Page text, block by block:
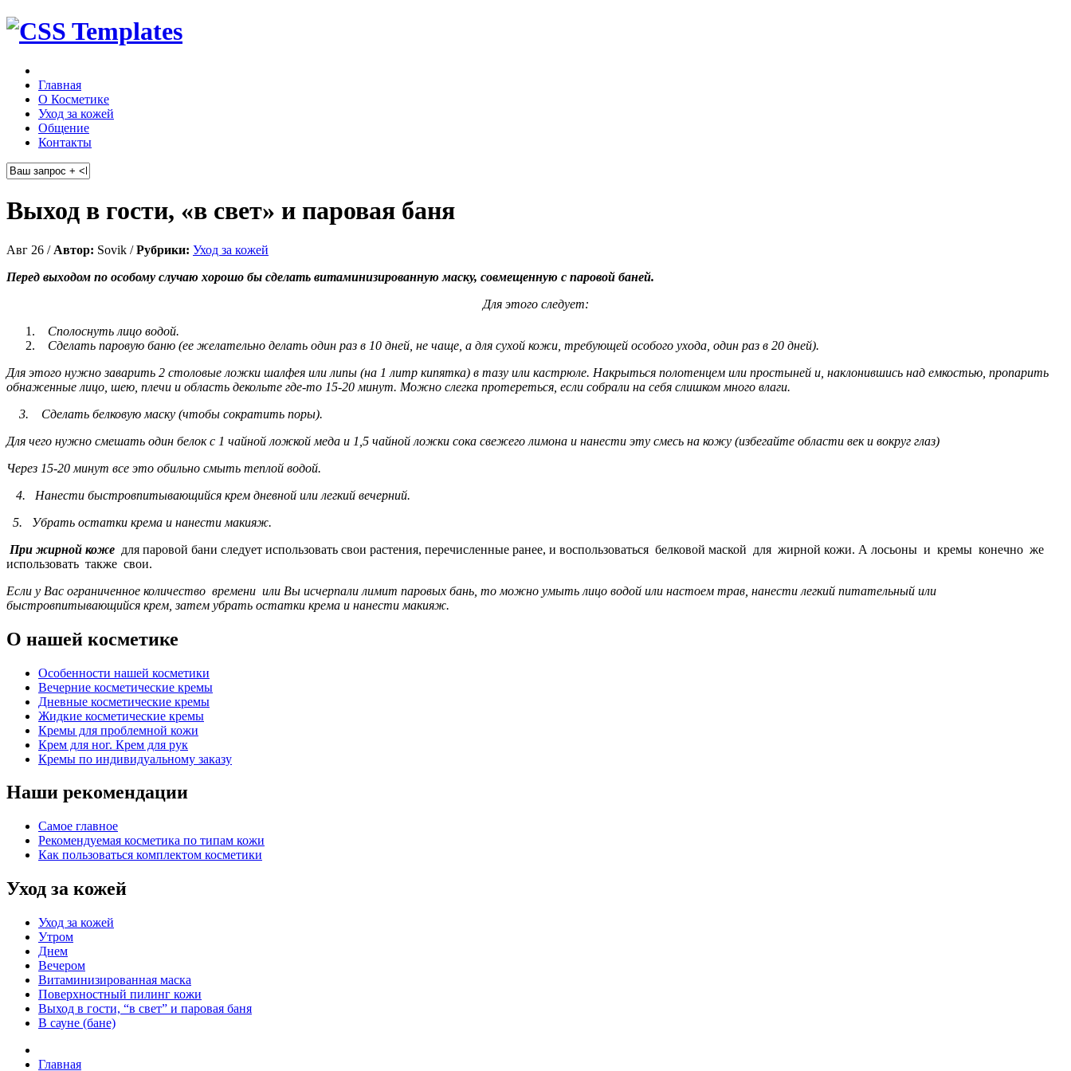
Главная
О Косметике
Уход за кожей
Общение
Контакты
Выход в гости, «в свет» и паровая баня
Авг 26 / Автор: Sovik /Рубрики: Уход за кожей
Перед выходом по особому случаю хорошо бы сделать витаминизированную маску, совмещенную с паровой баней.
Для этого следует:
Сполоснуть лицо водой.
Сделать паровую баню (ее желательно делать один раз в 10 дней, не чаще, а для сухой кожи, требующей особого ухода, один раз в 20 дней).
Для этого нужно заварить 2 столовые ложки шалфея или липы (на 1 литр кипятка) в тазу или кастрюле. Накрыться полотенцем или простыней и, наклонившись над емкостью, пропарить
обнаженные лицо, шею, плечи и область декольте где-то 15-20 минут. Можно слегка протереться, если собрали на себя слишком много влаги.
3. Сделать белковую маску (чтобы сократить поры).
Для чего нужно смешать один белок с 1 чайной ложкой меда и 1,5 чайной ложки сока свежего лимона и нанести эту смесь на кожу (избегайте области век и вокруг глаз)
Через 15-20 минут все это обильно смыть теплой водой.
4. Нанести быстровпитывающийся крем дневной или легкий вечерний.
5. Убрать остатки крема и нанести макияж.
При жирной коже для паровой бани следует использовать свои растения, перечисленные ранее, и воспользоваться белковой маской для жирной кожи. А лосьоны и кремы конечно же
использовать также свои.
Если у Вас ограниченное количество времени или Вы исчерпали лимит паровых бань, то можно умыть лицо водой или настоем трав, нанести легкий питательный или
быстровпитывающийся крем, затем убрать остатки крема и нанести макияж.
О нашей косметике
Особенности нашей косметики
Вечерние косметические кремы
Дневные косметические кремы
Жидкие косметические кремы
Кремы для проблемной кожи
Крем для ног. Крем для рук
Кремы по индивидуальному заказу
Наши рекомендации
Самое главное
Рекомендуемая косметика по типам кожи
Как пользоваться комплектом косметики
Уход за кожей
Уход за кожей
Утром
Днем
Вечером
Витаминизированная маска
Поверхностный пилинг кожи
Выход в гости, “в свет” и паровая баня
В сауне (бане)
Главная